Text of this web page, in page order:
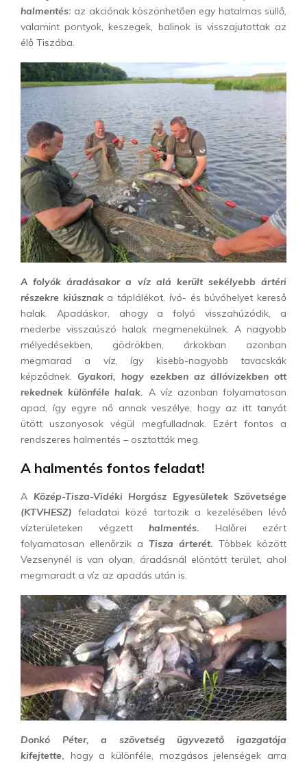
halmentés: az akciónak köszönhetően egy hatalmas süllő,
valamint pontyok, keszegek, balinok is visszajutottak az
élő Tiszába.
A folyók áradásakor a víz alá került sekélyebb ártéri
részekre kiúsznaka táplálékot, ívó- és búvóhelyet kereső
halak. Apadáskor, ahogy a folyó visszahúzódik, a
mederbe visszaúszó halak megmenekülnek. A nagyobb
mélyedésekben, gödrökben, árkokban azonban
megmarad a víz, így kisebb-nagyobb tavacskák
képződnek. Gyakori, hogy ezekben az állóvizekben ott
rekednek különféle halak. A víz azonban folyamatosan
apad, így egyre nő annak veszélye, hogy az itt tanyát
ütött uszonyosok végül megfulladnak. Ezért fontos a
rendszeres halmentés – osztották meg.
A halmentés fontos feladat!
A Közép-Tisza-Vidéki Horgász Egyesületek Szövetsége
(KTVHESZ) feladatai közé tartozik a kezelésében lévő
vízterületeken végzett halmentés.
Halőrei ezért
folyamatosan ellenőrzik a Tisza árterét. Többek között
Vezsenynél is van olyan, áradásnál elöntött terület, ahol
megmaradt a víz az apadás után is.
Donkó Péter, a szövetség ügyvezető igazgatója
kifejtette, hogy a különféle, mozgásos jelenségek arra